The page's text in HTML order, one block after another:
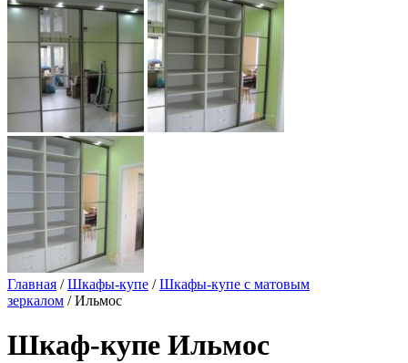
Главная /Шкафы-купе /Шкафы-купе с матовым
зеркалом / Ильмос
Шкаф-купе Ильмос